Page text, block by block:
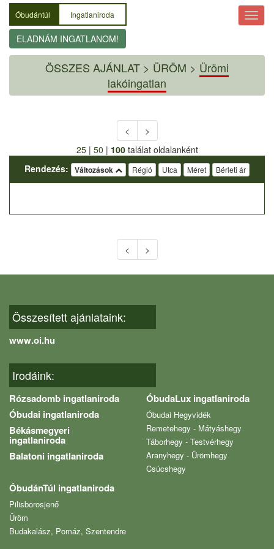
Óbudántúl Ingatlaniroda
ELADNÁM INGATLANOM!
ÖSSZES AJÁNLAT > ÜRÖM > Ürömi
lakóingatlan
<
>
25| 50 | 100találat oldalanként
Rendezés:
Változások Régió Utca Méret Bérleti ár
< >
Összesített ajánlataink:
www.oi.hu
Irodáink:
Rózsadomb ingatlaniroda
Óbudai ingatlaniroda
Békásmegyeri
ingatlaniroda
Balatoni ingatlaniroda
ÓbudaLux ingatlaniroda
Óbudai Hegyvidék
Remetehegy - Mátyáshegy
Táborhegy - Testvérhegy
Aranyhegy - Ürömhegy
Csúcshegy
ÓbudánTúl ingatlaniroda
Pilisborosjenő
Üröm
Budakalász, Pomáz, Szentendre